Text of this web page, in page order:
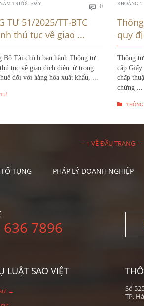
TRƯỚC ĐÂY  0Bình
TƯ 51/2025/TT-BTC
thủ tục về giao ...
Bộ Tài chính ban hành Thông tư
tục về giao dịch điện tử trong
đối với hàng hóa xuất khẩu, ...
KHOẢNG
quy
Thông
cấp Giấy
chấp
chứng ...

– ↑ VỀ ĐẦU TRANG –
TỤNG PHÁP LÝ DOANH NGHIỆP
7896
LUẬT SAO VIỆT
→
Số
TP.